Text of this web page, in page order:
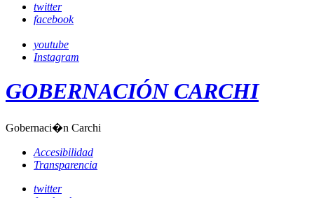
twitter
facebook
youtube
Instagram
GOBERNACIÓN CARCHI
Gobernaci�n Carchi
Accesibilidad
Transparencia
twitter